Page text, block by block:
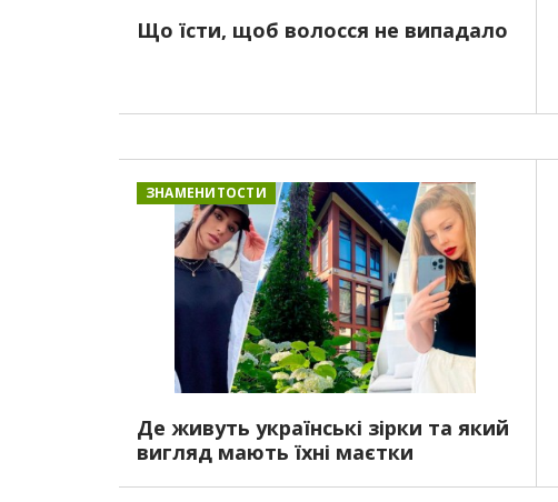
Що їсти, щоб волосся не випадало
ЗНАМЕНИТОСТИ
Де живуть українські зірки та який
вигляд мають їхні маєтки